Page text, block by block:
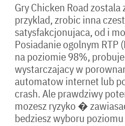
Gry Chicken Road
przyklad, zrobic inna
satysfakcjonujaca, od i
Posiadanie ogolnym RTP
na poziomie 98%,
wystarczajacy w
automatow internet lub
crash. Ale prawdziwy
mozesz ryzyko �
bedziesz wyboru